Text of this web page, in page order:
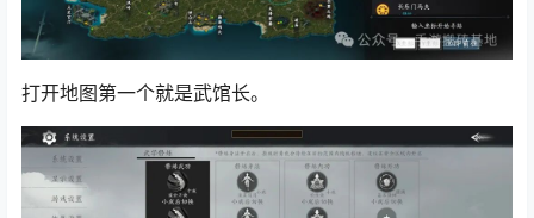
打开地图第一个就是武馆长。